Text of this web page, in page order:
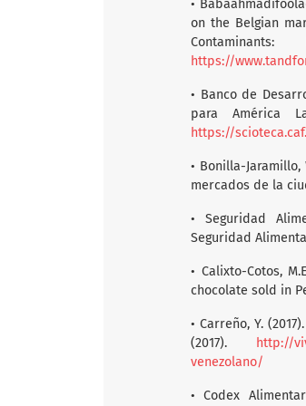
•
on the Belgian
https://
• Banco de
para América
https://
• Bonilla-
mercados de la
• Seguridad
Seguridad
• Calixto-Cotos,
chocolate sold in
• Carreño, Y.
(2017).
http://
venezolano/
• Codex